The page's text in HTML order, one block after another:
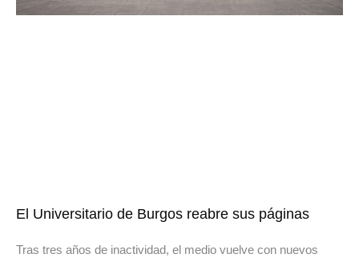
El Universitario de Burgos reabre sus páginas
Tras tres años de inactividad, el medio vuelve con nuevos